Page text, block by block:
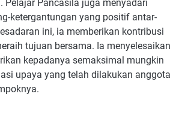
Pelajar Pancasila juga menyadari
ketergantungan yang positif antar-
ini, ia memberikan kontribusi
tujuan bersama. Ia menyelesaikan
kepadanya semaksimal mungkin
upaya yang telah dilakukan anggota